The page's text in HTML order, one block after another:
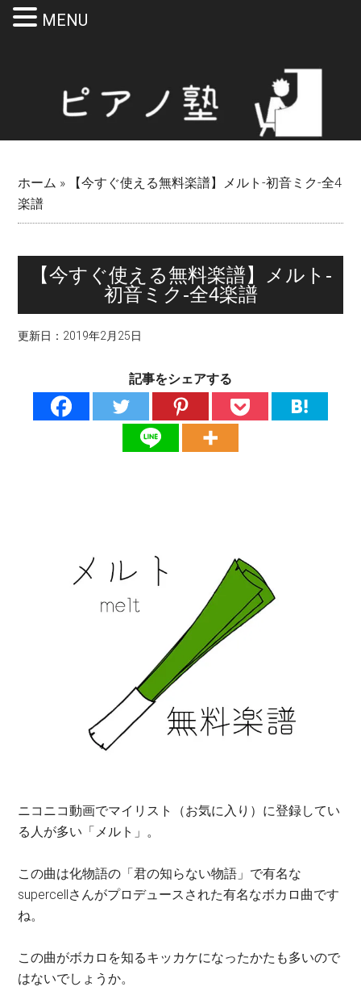
ホーム »
【今すぐ使える無料楽譜】メルト-初音ミク-全4
楽譜
【今すぐ使える無料楽譜】メルト-
初音ミク-全4楽譜
更新日： 2019年2月25日
記事をシェアする
ニコニコ動画でマイリスト（お気に入り）に登録してい
る人が多い「メルト」。
この曲は化物語の「君の知らない物語」で有名な
supercellさんがプロデュースされた有名なボカロ曲です
ね。
この曲がボカロを知るキッカケになったかたも多いので
はないでしょうか。
MENU